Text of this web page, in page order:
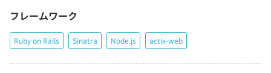
フレームワーク
Ruby on Rails Sinatra Node.js actix-web